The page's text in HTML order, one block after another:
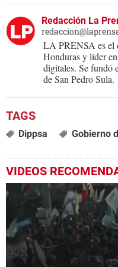
Redacción La
LA PRENSA es el
Honduras y líder
digitales. Se fundó
de San Pedro Sula.
Dippsa Gobierno
VIDEOS